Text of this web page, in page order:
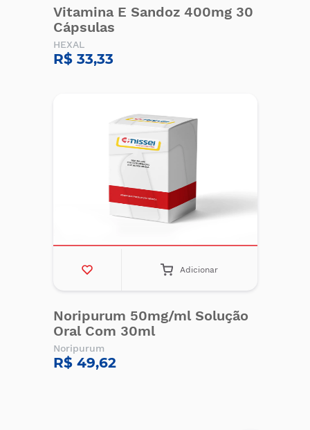
Vitamina E Sandoz 400mg 30
Cápsulas
HEXAL
R$ 33,33
Adicionar
Noripurum 50mg/ml Solução
Oral Com 30ml
Noripurum
R$ 49,62